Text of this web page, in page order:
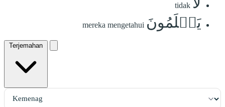
tidak
يَعۡلَمُونَ mereka mengetahui
Terjemahan